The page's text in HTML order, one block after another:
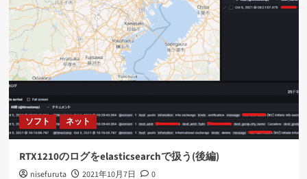
ソフト ネット
RTX1210のログをelasticsearchで扱う(後編)
nisefuruta 2021年10月7日 0